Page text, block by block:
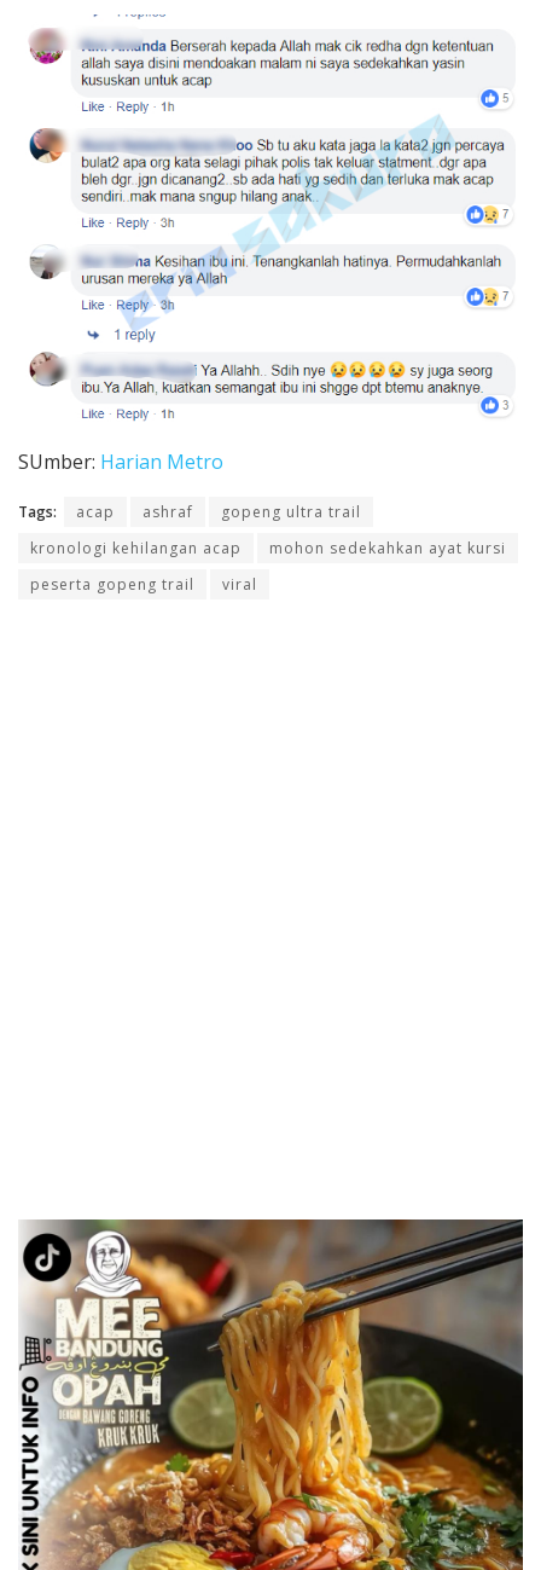
SUmber: Harian Metro
Tags: acap ashraf
gopeng ultra trail
kronologi kehilangan acap
mohon sedekahkan ayat kursi
peserta gopeng trail
viral